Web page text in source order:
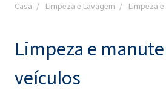
Casa Limpeza e Lavagem Limpeza
Limpeza e
veículos